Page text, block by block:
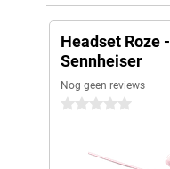
Headset Roze -
Sennheiser
Nog geen reviews
0 sterren